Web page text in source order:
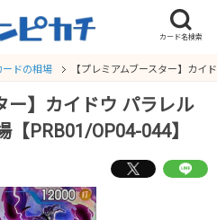
ードの相場 【プレミアムブースター】カ
ー】カイドウ パラレル
PRB01/OP04-044】